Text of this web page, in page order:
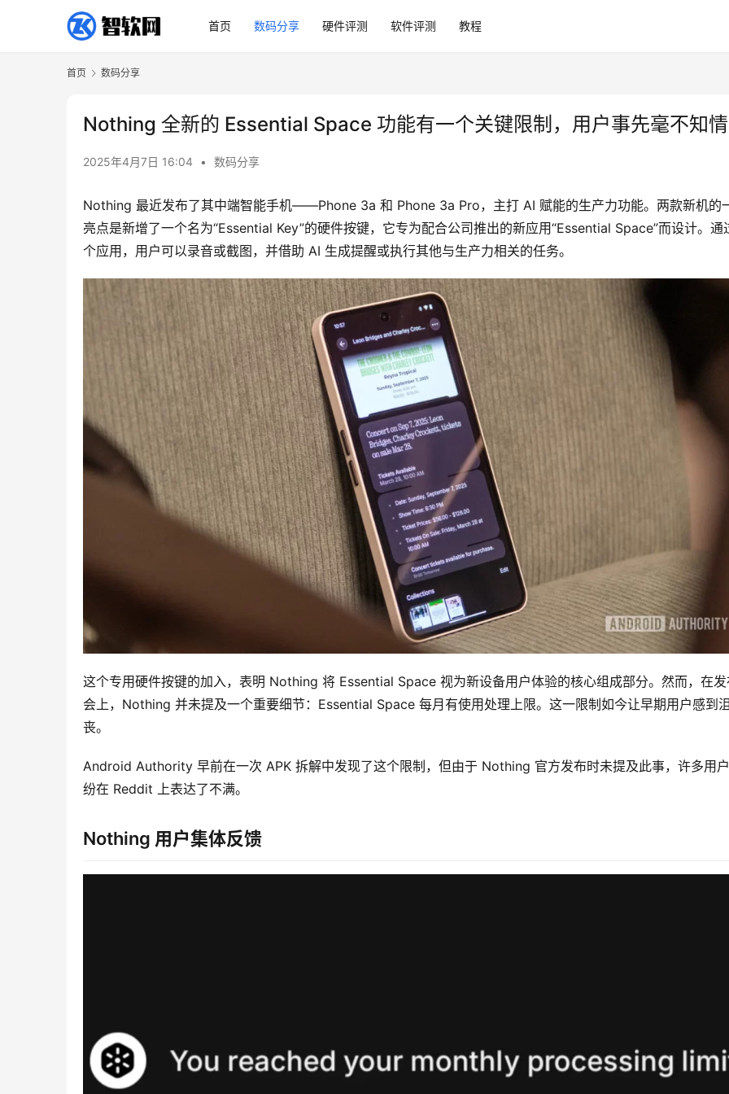
首页 数码分享 硬件评测 软件评测 教程
首页 数码分享
Nothing 全新的 Essential Space 功能有一个关键限制，用户事先毫不知情
2025年4月7日 16:04 • 数码分享
Nothing 最近发布了其中端智能手机——Phone 3a 和 Phone 3a Pro，主打 AI 赋能的生产力功能。两款新机的
亮点是新增了一个名为“Essential Key”的硬件按键，它专为配合公司推出的新应用“Essential Space”而设计。通
个应用，用户可以录音或截图，并借助 AI 生成提醒或执行其他与生产力相关的任务。
这个专用硬件按键的加入，表明 Nothing 将 Essential Space 视为新设备用户体验的核心组成部分。然而，在
会上，Nothing 并未提及一个重要细节：Essential Space 每月有使用处理上限。这一限制如今让早期用户感到
丧。
Android Authority 早前在一次 APK 拆解中发现了这个限制，但由于 Nothing 官方发布时未提及此事，许多用
纷在 Reddit 上表达了不满。
Nothing 用户集体反馈